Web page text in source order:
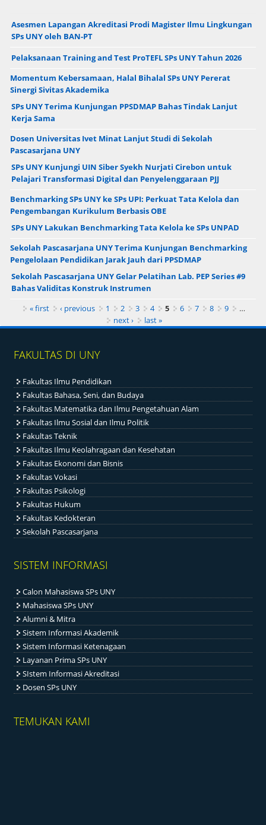
Asesmen Lapangan Akreditasi Prodi Magister Ilmu Lingkungan
SPs UNY oleh BAN-PT
Pelaksanaan Training and Test ProTEFL SPs UNY Tahun 2026
Momentum Kebersamaan, Halal Bihalal SPs UNY Pererat
Sinergi Sivitas Akademika
SPs UNY Terima Kunjungan PPSDMAP Bahas Tindak Lanjut
Kerja Sama
Dosen Universitas Ivet Minat Lanjut Studi di Sekolah
Pascasarjana UNY
SPs UNY Kunjungi UIN Siber Syekh Nurjati Cirebon untuk
Pelajari Transformasi Digital dan Penyelenggaraan PJJ
Benchmarking SPs UNY ke SPs UPI: Perkuat Tata Kelola dan
Pengembangan Kurikulum Berbasis OBE
SPs UNY Lakukan Benchmarking Tata Kelola ke SPs UNPAD
Sekolah Pascasarjana UNY Terima Kunjungan Benchmarking
Pengelolaan Pendidikan Jarak Jauh dari PPSDMAP
Sekolah Pascasarjana UNY Gelar Pelatihan Lab. PEP Series #9
Bahas Validitas Konstruk Instrumen
Pages« first ‹ previous 1 2 3 4 5 6 7 8 9
…
next ›
last »
FAKULTAS DI UNY
Fakultas Ilmu Pendidikan
Fakultas Bahasa, Seni, dan Budaya
Fakultas Matematika dan Ilmu Pengetahuan Alam
Fakultas Ilmu Sosial dan Ilmu Politik
Fakultas Teknik
Fakultas Ilmu Keolahragaan dan Kesehatan
Fakultas Ekonomi dan Bisnis
Fakultas Vokasi
Fakultas Psikologi
Fakultas Hukum
Fakultas Kedokteran
Sekolah Pascasarjana
SISTEM INFORMASI
Calon Mahasiswa SPs UNY
Mahasiswa SPs UNY
Alumni & Mitra
Sistem Informasi Akademik
Sistem Informasi Ketenagaan
Layanan Prima SPs UNY
SIstem Informasi Akreditasi
Dosen SPs UNY
TEMUKAN KAMI